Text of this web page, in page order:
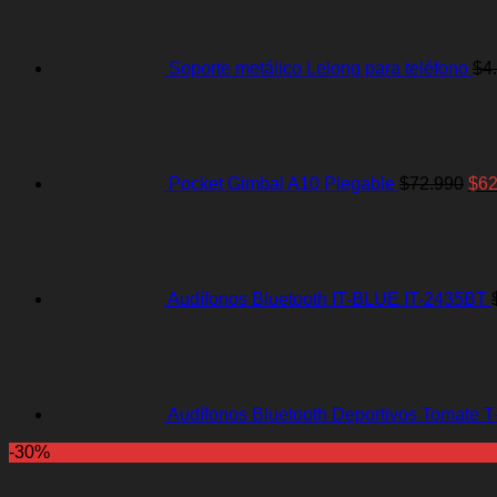
Soporte metálico Lelong para teléfono $
Pocket Gimbal A10 Plegable $72.990 $
Audífonos Bluetooth IT-BLUE IT-2435BT
Audífonos Bluetooth Deportivos Tomate
-30%